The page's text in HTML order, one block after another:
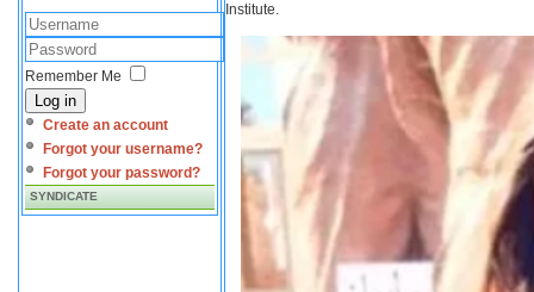
Remember Me
Log in
Create an account
Forgot your username?
Forgot your password?
SYNDICATE
Institute.